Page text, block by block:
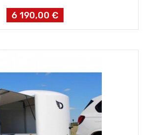
Prix
6 190,00 €